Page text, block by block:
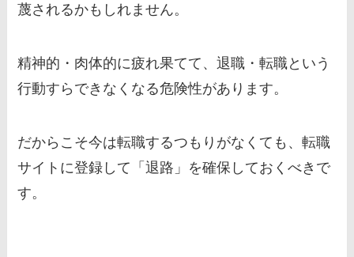
蔑されるかもしれません。
精神的・肉体的に疲れ果てて、退職・転職という
行動すらできなくなる危険性があります。
だからこそ今は転職するつもりがなくても、転職
サイトに登録して「退路」を確保しておくべきで
す。